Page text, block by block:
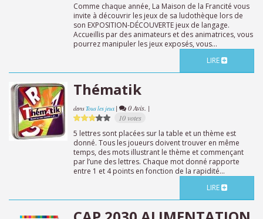
Comme chaque année, La Maison de la Francité vous
invite à découvrir les jeux de sa ludothèque lors de
son EXPOSITION-DÉCOUVERTE jeux de langage.
Accueillis par des animateurs et des animatrices, vous
pourrez manipuler les jeux exposés, vous...
LIRE
Thématik
dansTous les jeux |
0 Avis. |
10 votes
5 lettres sont placées sur la table et un thème est
donné. Tous les joueurs doivent trouver en même
temps, des mots illustrant le thème et commençant
par l’une des lettres. Chaque mot donné rapporte
entre 1 et 4 points en fonction de la rapidité...
LIRE